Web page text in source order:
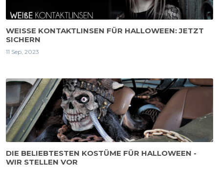
WEISSE KONTAKTLINSEN FÜR HALLOWEEN: JETZT S
ICHERN
11 Sep, 2023
DIE BELIEBTESTEN KOSTÜME FÜR HALLOWEEN -
WIR STELLEN VOR